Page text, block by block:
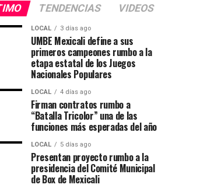
TENDENCIAS VIDEOS
LOCAL 3 días ago
UMBE Mexicali define a sus
primeros campeones rumbo a la
etapa estatal de los Juegos
Nacionales Populares
LOCAL 4 días ago
Firman contratos rumbo a
“Batalla Tricolor” una de las
funciones más esperadas del año
LOCAL 5 días ago
Presentan proyecto rumbo a la
presidencia del Comité Municipal
de Box de Mexicali